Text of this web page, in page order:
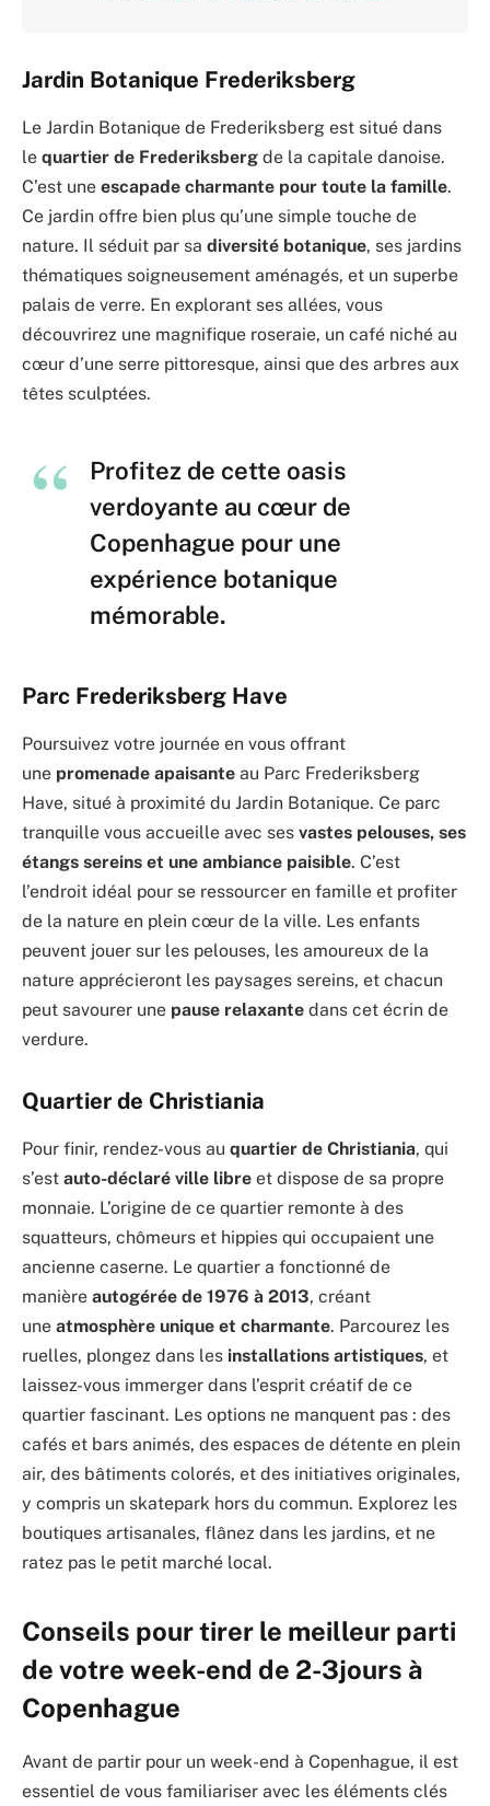
Jardin Botanique Frederiksberg
Le Jardin Botanique de Frederiksberg est situé dans
le quartier de Frederiksberg de la capitale danoise.
C’est une escapade charmante pour toute la famille.
Ce jardin offre bien plus qu’une simple touche de
nature. Il séduit par sa diversité botanique, ses jardins
thématiques soigneusement aménagés, et un superbe
palais de verre. En explorant ses allées, vous
découvrirez une magnifique roseraie, un café niché au
cœur d’une serre pittoresque, ainsi que des arbres aux
têtes sculptées.
Profitez de cette oasis
verdoyante au cœur de
Copenhague pour une
expérience botanique
mémorable.
Parc Frederiksberg Have
Poursuivez votre journée en vous offrant
une promenade apaisante au Parc Frederiksberg
Have, situé à proximité du Jardin Botanique. Ce parc
tranquille vous accueille avec ses vastes pelouses, ses
étangs sereins et une ambiance paisible. C’est
l’endroit idéal pour se ressourcer en famille et profiter
de la nature en plein cœur de la ville. Les enfants
peuvent jouer sur les pelouses, les amoureux de la
nature apprécieront les paysages sereins, et chacun
peut savourer une pause relaxante dans cet écrin de
verdure.
Quartier de Christiania
Pour finir, rendez-vous au quartier de Christiania, qui
s’est auto-déclaré ville libre et dispose de sa propre
monnaie. L’origine de ce quartier remonte à des
squatteurs, chômeurs et hippies qui occupaient une
ancienne caserne. Le quartier a fonctionné de
manière autogérée de 1976 à 2013, créant
une atmosphère unique et charmante. Parcourez les
ruelles, plongez dans les installations artistiques, et
laissez-vous immerger dans l’esprit créatif de ce
quartier fascinant. Les options ne manquent pas : des
cafés et bars animés, des espaces de détente en plein
air, des bâtiments colorés, et des initiatives originales,
y compris un skatepark hors du commun. Explorez les
boutiques artisanales, flânez dans les jardins, et ne
ratez pas le petit marché local.
Conseils pour tirer le meilleur parti
de votre week-end de 2-3jours à
Copenhague
Avant de partir pour un week-end à Copenhague, il est
essentiel de vous familiariser avec les éléments clés